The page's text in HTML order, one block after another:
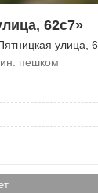
62с7»
улица ,
пешком